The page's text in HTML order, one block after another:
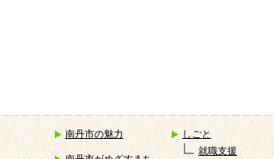
南丹市の魅力
しごと
就職支援